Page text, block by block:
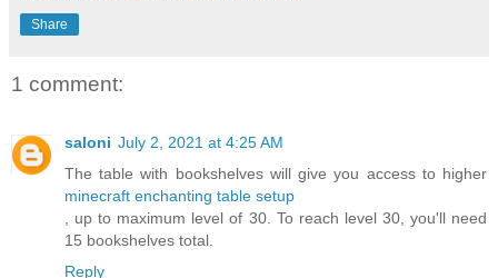
Share
1 comment:
saloni July 2, 2021 at 4:25 AM
The table with bookshelves will give you access to higher
minecraft enchanting table setup
, up to maximum level of 30. To reach level 30, you'll need
15 bookshelves total.
Reply